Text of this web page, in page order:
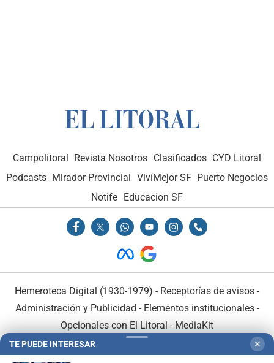
Campolitoral Revista Nosotros Clasificados CYD Litoral
Podcasts Mirador Provincial VivíMejor SF Puerto Negocios
Notife Educacion SF
Hemeroteca Digital (1930-1979) - Receptorías de avisos -
Administración y Publicidad - Elementos institucionales-
Opcionales con El Litoral - MediaKit
TE PUEDE INTERESAR ✕